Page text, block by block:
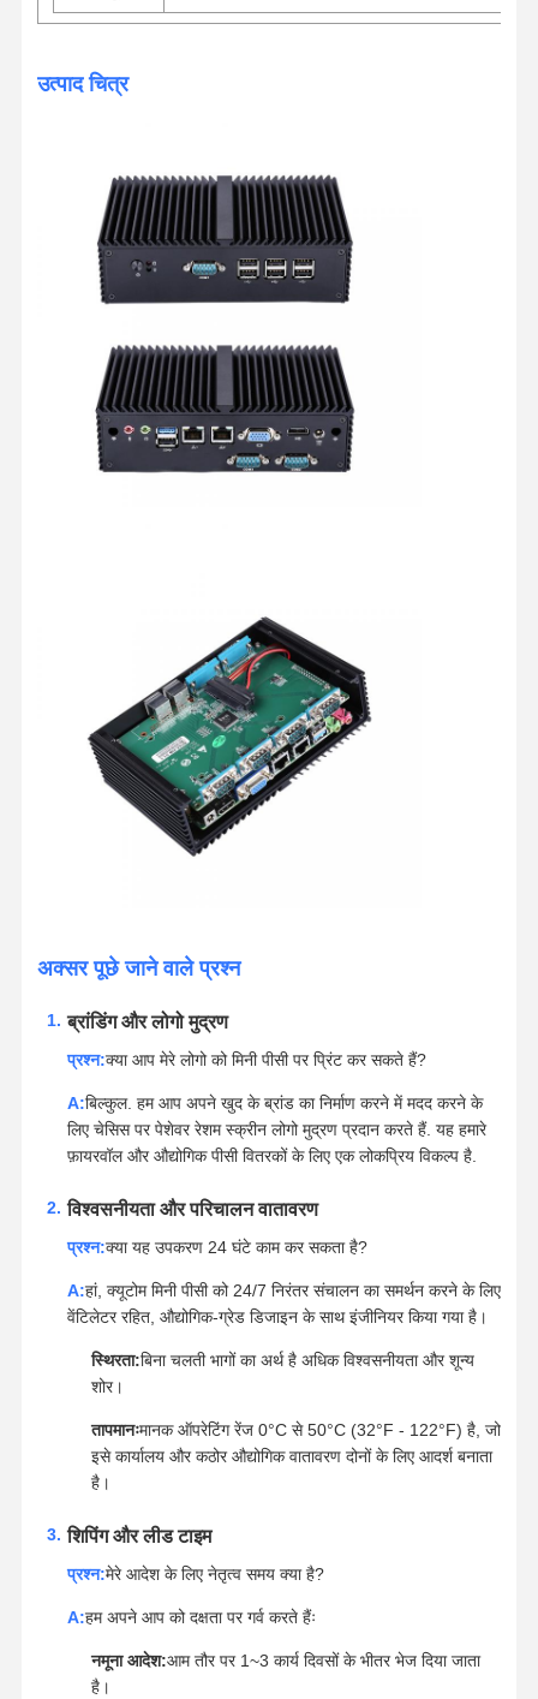
उत्पाद चित्र
अक्सर पूछे जाने वाले प्रश्न
ब्रांडिंग और लोगो मुद्रण
प्रश्न:क्या आप मेरे लोगो को मिनी पीसी पर प्रिंट कर सकते हैं?
A:बिल्कुल. हम आप अपने खुद के ब्रांड का निर्माण करने में मदद करने के
लिए चेसिस पर पेशेवर रेशम स्क्रीन लोगो मुद्रण प्रदान करते हैं. यह हमारे
फ़ायरवॉल और औद्योगिक पीसी वितरकों के लिए एक लोकप्रिय विकल्प है.
विश्वसनीयता और परिचालन वातावरण
प्रश्न:क्या यह उपकरण 24 घंटे काम कर सकता है?
A:हां, क्यूटोम मिनी पीसी को 24/7 निरंतर संचालन का समर्थन करने के लिए
वेंटिलेटर रहित, औद्योगिक-ग्रेड डिजाइन के साथ इंजीनियर किया गया है।
स्थिरता:बिना चलती भागों का अर्थ है अधिक विश्वसनीयता और शून्य
शोर।
तापमानःमानक ऑपरेटिंग रेंज 0°C से 50°C (32°F - 122°F) है, जो
इसे कार्यालय और कठोर औद्योगिक वातावरण दोनों के लिए आदर्श बनाता
है।
शिपिंग और लीड टाइम
प्रश्न:मेरे आदेश के लिए नेतृत्व समय क्या है?
A:हम अपने आप को दक्षता पर गर्व करते हैंः
नमूना आदेश:आम तौर पर 1~3 कार्य दिवसों के भीतर भेज दिया जाता
है।